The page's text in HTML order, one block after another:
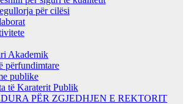
për cilësi
Akademik
përfundimtare
publike
të Karaterit Publik
PËR ZGJEDHJEN E REKTORIT